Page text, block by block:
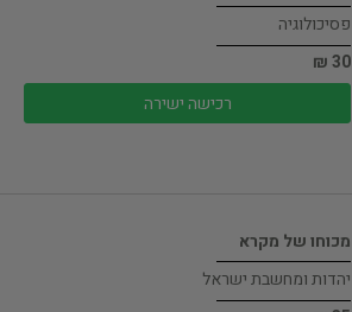
פסיכולוגיה
30 ₪
רכישה ישירה
מכוחו של מקרא
יהדות ומחשבת ישראל